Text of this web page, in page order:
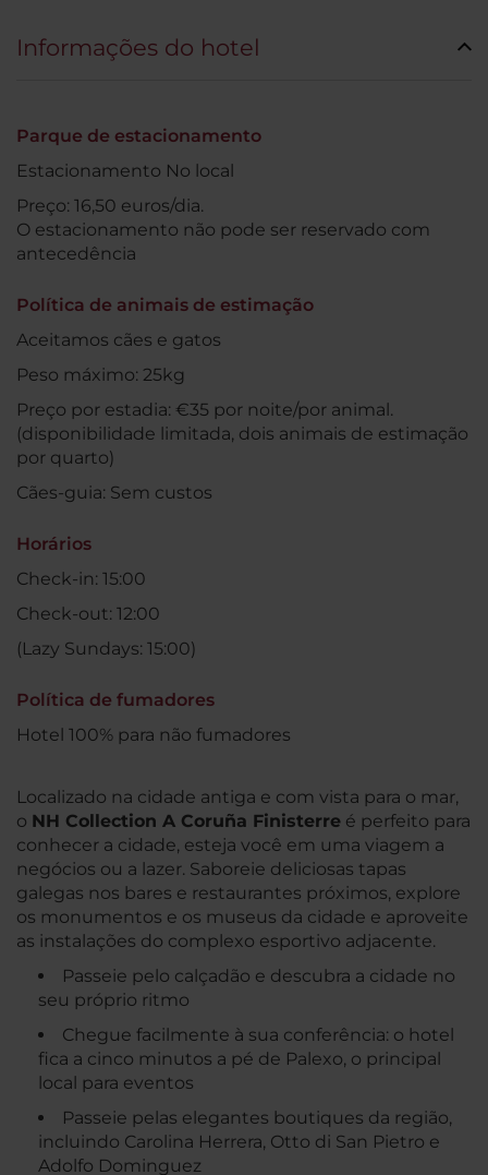
Informações do hotel
Parque de estacionamento
Estacionamento No local
Preço: 16,50 euros/dia.
O estacionamento não pode ser reservado com
antecedência
Política de animais de estimação
Aceitamos cães e gatos
Peso máximo: 25kg
Preço por estadia: €35 por noite/por animal.
(disponibilidade limitada, dois animais de estimação
por quarto)
Cães-guia: Sem custos
Horários
Check-in: 15:00
Check-out: 12:00
(Lazy Sundays: 15:00)
Política de fumadores
Hotel 100% para não fumadores
Localizado na cidade antiga e com vista para o mar,
o NH Collection A Coruña Finisterre é perfeito para
conhecer a cidade, esteja você em uma viagem a
negócios ou a lazer. Saboreie deliciosas tapas
galegas nos bares e restaurantes próximos, explore
os monumentos e os museus da cidade e aproveite
as instalações do complexo esportivo adjacente.
Passeie pelo calçadão e descubra a cidade no
seu próprio ritmo
Chegue facilmente à sua conferência: o hotel
fica a cinco minutos a pé de Palexo, o principal
local para eventos
Passeie pelas elegantes boutiques da região,
incluindo Carolina Herrera, Otto di San Pietro e
Adolfo Dominguez